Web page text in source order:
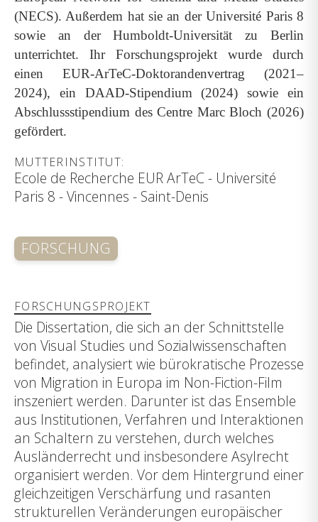
(NECS). Außerdem hat sie an der Université Paris 8
sowie an der Humboldt-Universität zu Berlin
unterrichtet. Ihr Forschungsprojekt wurde durch
einen EUR-ArTeC-Doktorandenvertrag (2021–
2024), ein DAAD-Stipendium (2024) sowie ein
Abschlussstipendium des Centre Marc Bloch (2026)
gefördert.
MUTTERINSTITUT:
Ecole de Recherche EUR ArTeC - Université
Paris 8 - Vincennes - Saint-Denis
FORSCHUNG
FORSCHUNGSPROJEKT
Die Dissertation, die sich an der Schnittstelle
von Visual Studies und Sozialwissenschaften
befindet, analysiert wie bürokratische Prozesse
von Migration in Europa im Non-Fiction-Film
inszeniert werden. Darunter ist das Ensemble
aus Institutionen, Verfahren und Interaktionen
an Schaltern zu verstehen, durch welches
Ausländerrecht und insbesondere Asylrecht
organisiert werden. Vor dem Hintergrund einer
gleichzeitigen Verschärfung und rasanten
strukturellen Veränderungen europäischer